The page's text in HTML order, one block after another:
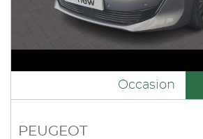
Occasion
PEUGEOT